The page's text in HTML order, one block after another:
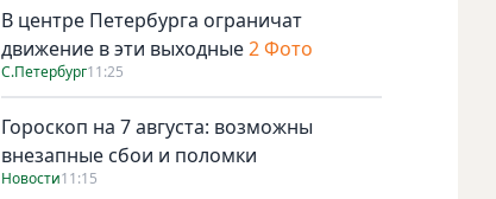
В центре Петербурга ограничат
движение в эти выходные2 Фото
С.Петербург11:25
Гороскоп на 7 августа: возможны
внезапные сбои и поломки
Новости11:15